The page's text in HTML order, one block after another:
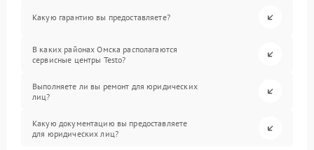
Какую гарантию вы предоставляете?
В каких районах Омска располагаются
сервисные центры Testo?
Выполняете ли вы ремонт для юридических
лиц?
Какую документацию вы предоставляете
для юридических лиц?